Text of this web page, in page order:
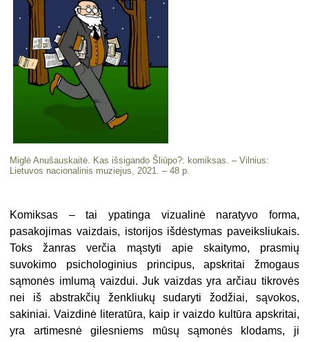
Miglė Anušauskaitė. Kas išsigando Šliūpo?: komiksas. – Vilnius:
Lietuvos nacionalinis muziejus, 2021. – 48 p.
Komiksas – tai ypatinga vizualinė naratyvo forma,
pasakojimas vaizdais, istorijos išdėstymas paveiksliukais.
Toks žanras verčia mąstyti apie skaitymo, prasmių
suvokimo psichologinius principus, apskritai žmogaus
sąmonės imlumą vaizdui. Juk vaizdas yra arčiau tikrovės
nei iš abstrakčių ženkliukų sudaryti žodžiai, sąvokos,
sakiniai. Vaizdinė literatūra, kaip ir vaizdo kultūra apskritai,
yra artimesnė gilesniems mūsų sąmonės klodams, ji